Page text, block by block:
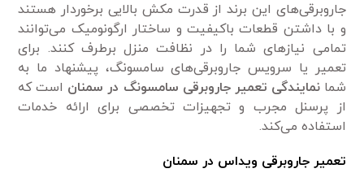
جاروبرقی‌های این برند از قدرت مکش بالایی برخوردار هستند
و با داشتن قطعات باکیفیت و ساختار ارگونومیک می‌توانند
تمامی‌ نیاز‌های شما را در نظافت منزل برطرف کنند. برای
تعمیر یا سرویس جاروبرقی‌های سامسونگ، پیشنهاد ما به
شمانمایندگی تعمیر جاروبرقی سامسونگ در سمنان است که
از پرسنل مجرب و تجهیزات تخصصی برای ارائه خدمات
استفاده می‌کند.
تعمیر جاروبرقی ویداس در سمنان